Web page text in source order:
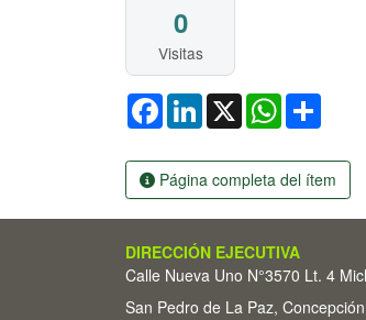
0
Visitas
FacebookLinkedIn
X WhatsApp
Página completa del ítem
DIRECCIÓN EJECUTIVA
Calle Nueva Uno N°3570 Lt. 4
San Pedro de La Paz, Concepción